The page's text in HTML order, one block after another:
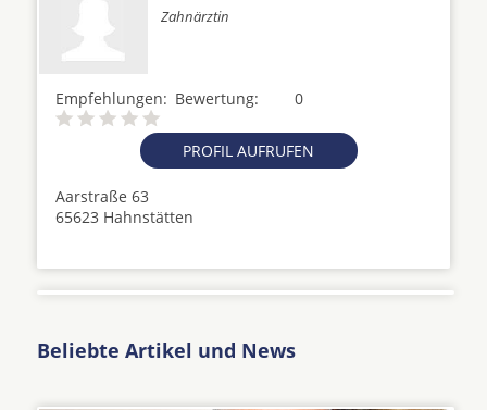
Zahnärztin
Empfehlungen: 0
Bewertung:
PROFIL AUFRUFEN
Aarstraße 63
65623 Hahnstätten
Beliebte Artikel und News